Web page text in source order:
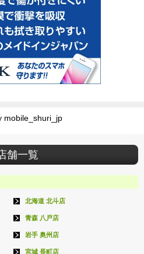
mobile_shuri_jp
舗一覧
北海道 北斗店
青森 八戸店
岩手 奥州店
宮城 長町店